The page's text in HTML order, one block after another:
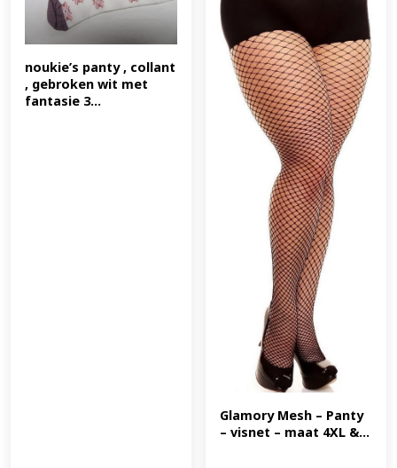
noukie’s panty , collant
, gebroken wit met
fantasie 3...
Glamory Mesh – Panty
– visnet – maat 4XL &...